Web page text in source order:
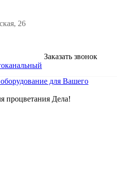
26
Заказать звонок
процветания Дела!